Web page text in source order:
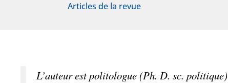
Articles de la revue
L’auteur est politologue (Ph. D. sc. politique)